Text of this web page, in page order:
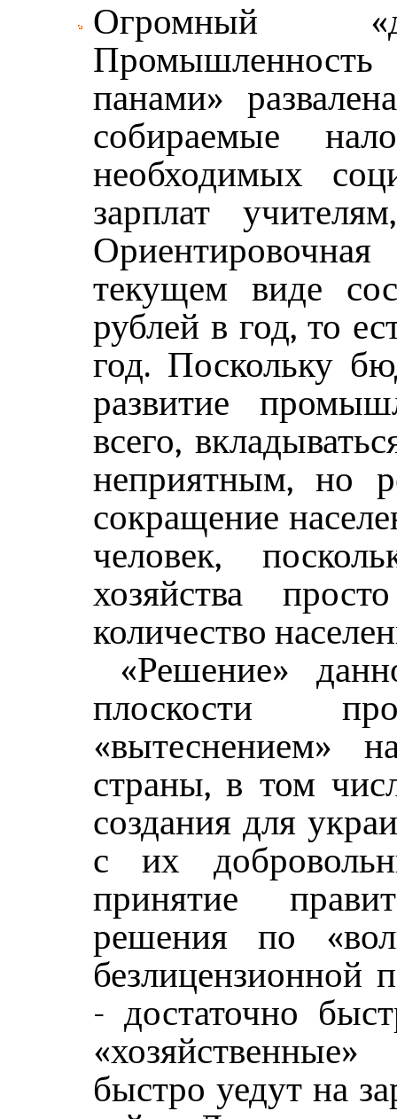
Огромный
Промышленность
панами»
собираемые
необходимых
зарплат
текущем виде
рублей в год, то
год. Поскольку
развитие
всего,
неприятным, но
сокращение
человек,
хозяйства
количество
«Решение»
плоскости
«вытеснением»
страны, в том
создания для
с их
принятие
решения по
безлицензионной
- достаточно
быстро уедут на